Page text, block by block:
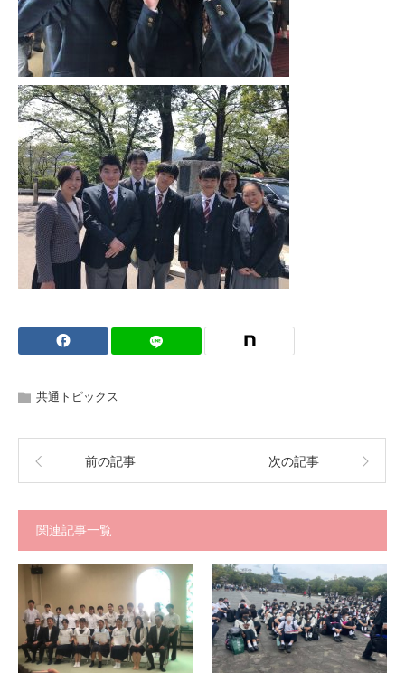
共通トピックス
前の記事 次の記事
関連記事一覧